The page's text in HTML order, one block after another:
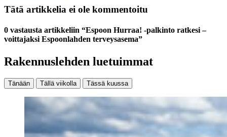
Tätä artikkelia ei ole kommentoitu
0 vastausta artikkeliin “Espoon Hurraa! -palkinto ratkesi –
voittajaksi Espoonlahden terveysasema”
Rakennuslehden luetuimmat
Tänään Tällä viikolla Tässä kuussa